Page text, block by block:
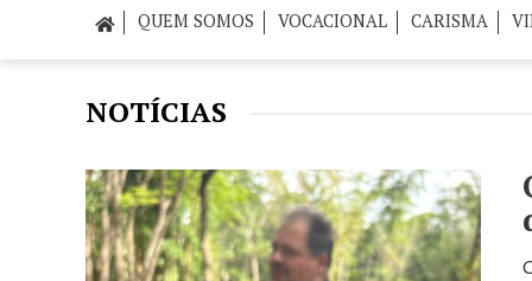
QUEM SOMOS VOCACIONAL CARISMA
NOTÍCIAS